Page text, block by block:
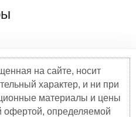
на сайте, носит
характер, и ни при
материалы и цены
офертой, определяемой